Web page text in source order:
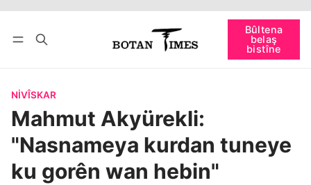
Bûltena
belaş
bistîne
bişopîne
NIVÎSKAR
Mahmut Akyürekli:
"Nasnameya kurdan tuneye
ku gorên wan hebin"